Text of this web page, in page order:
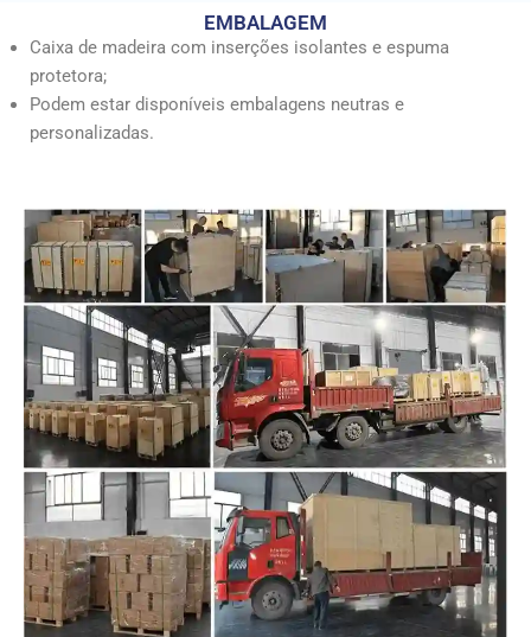
EMBALAGEM
Caixa de madeira com inserções isolantes e espuma
protetora;
Podem estar disponíveis embalagens neutras e
personalizadas.